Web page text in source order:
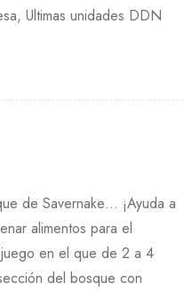
, Ultimas unidades DDN
de Savernake… ¡Ayuda a
alimentos para el
en el que de 2 a 4
del bosque con